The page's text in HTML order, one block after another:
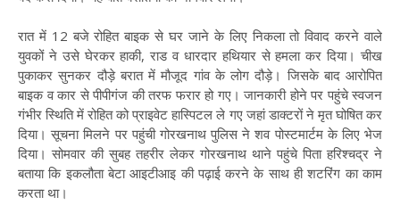
रात में 12 बजे रोहित बाइक से घर जाने के लिए निकला तो विवाद करने वाले
युवकों ने उसे घेरकर हाकी, राड व धारदार हथियार से हमला कर दिया। चीख
पुकाकर सुनकर दौड़े बरात में मौजूद गांव के लोग दौड़े। जिसके बाद आरोपित
बाइक व कार से पीपीगंज की तरफ फरार हो गए। जानकारी होने पर पहुंचे स्वजन
गंभीर स्थिति में रोहित को प्राइवेट हास्पिटल ले गए जहां डाक्टरों ने मृत घोषित कर
दिया। सूचना मिलने पर पहुंची गोरखनाथ पुलिस ने शव पोस्टमार्टम के लिए भेज
दिया। सोमवार की सुबह तहरीर लेकर गोरखनाथ थाने पहुंचे पिता हरिश्चद्र ने
बताया कि इकलौता बेटा आइटीआइ की पढ़ाई करने के साथ ही शटरिंग का काम
करता था।